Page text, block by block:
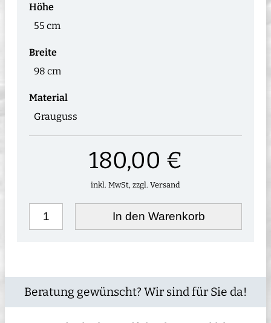
Höhe
55 cm
Breite
98 cm
Material
Grauguss
180,00 €
inkl. MwSt, zzgl. Versand
In den Warenkorb
Beratung gewünscht? Wir sind für Sie da!